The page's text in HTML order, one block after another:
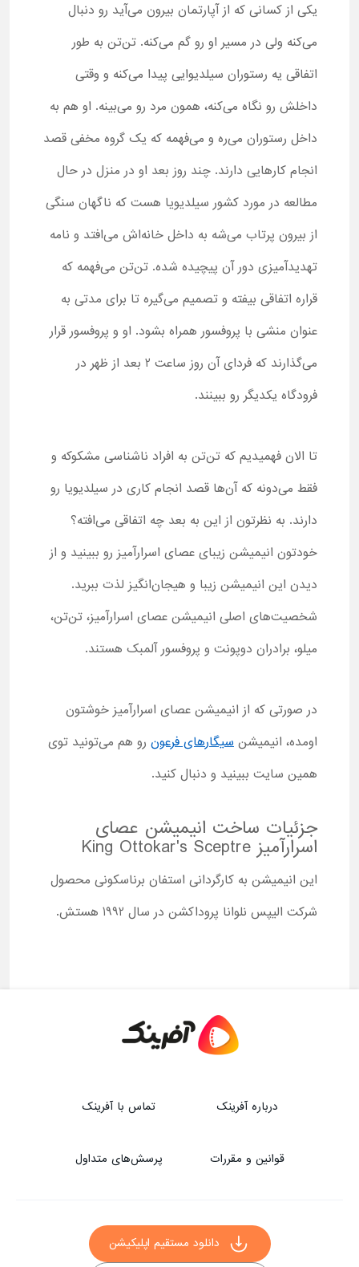
یکی از کسانی که از آپارتمان بیرون می‌آید رو دنبال
می‌کنه ولی در مسیر او رو گم می‌کنه. تن‌تن به طور
اتفاقی یه رستوران سیلدیوایی پیدا می‌کنه و وقتی
داخلش رو نگاه می‌کنه، همون مرد رو می‌بینه. او هم به
داخل رستوران می‌ره و می‌فهمه که یک گروه مخفی قصد
انجام کارهایی دارند. چند روز بعد او در منزل در حال
مطالعه در مورد کشور سیلدیویا هست که ناگهان سنگی
از بیرون پرتاب می‌شه به داخل خانه‌اش می‌افتد و نامه
تهدیدآمیزی دور آن پیچیده شده. تن‌تن می‌فهمه که
قراره اتفاقی بیفته و تصمیم می‌گیره تا برای مدتی به
عنوان منشی با پروفسور همراه بشود. او و پروفسور قرار
می‌گذارند که فردای آن روز ساعت 2 بعد از ظهر در
فرودگاه یکدیگر رو ببینند.
تا الان فهمیدیم که تن‌تن به افراد ناشناسی مشکوکه و
فقط می‌دونه که آن‌ها قصد انجام کاری در سیلدیویا رو
دارند. به نظرتون از این به بعد چه اتفاقی می‌افته؟
خودتون انیمیشن زیبای عصای اسرارآمیز رو ببینید و از
دیدن این انیمیشن زیبا و هیجان‌انگیز لذت ببرید.
شخصیت‌های اصلی انیمیشن عصای اسرارآمیز، تن‌تن،
میلو، برادران دوپونت و پروفسور آلمبک هستند.
در صورتی که از انیمیشن عصای اسرارآمیز خوشتون
اومده، انیمیشن سیگارهای فرعون رو هم می‌تونید توی
همین سایت ببینید و دنبال کنید.
جزئیات ساخت انیمیشن عصای
اسرارآمیز King Ottokar's Sceptre
این انیمیشن به کارگردانی استفان برناسکونی محصول
شرکت الیپس نلوانا پروداکشن در سال 1992 هستش.
درباره آفرینک تماس با آفرینک
قوانین و مقررات پرسش‌های متداول
دانلود مستقیم اپلیکیشن